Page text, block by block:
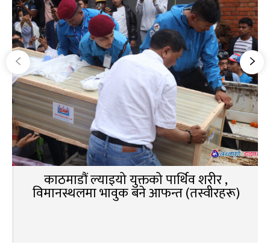
काठमाडौं ल्याइयो युक्तको पार्थिव शरीर ,
विमानस्थलमा भावुक बने आफन्त (तस्वीरहरू)